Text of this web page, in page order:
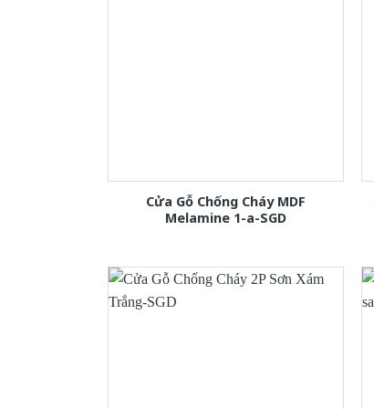
Cửa Gỗ Chống Cháy MDF
Melamine 1-a-SGD